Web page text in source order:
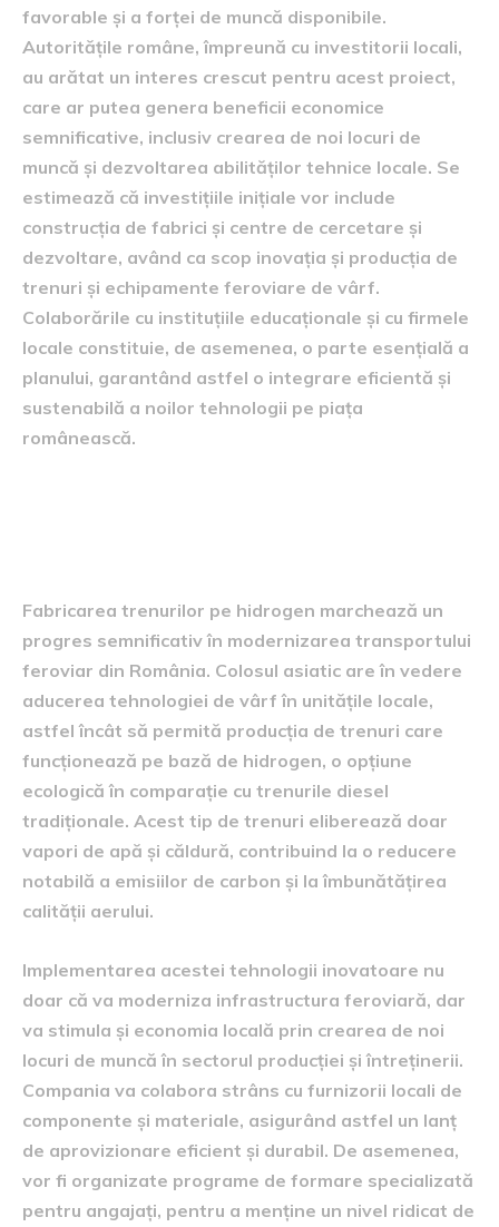
favorable și a forței de muncă disponibile.
Autoritățile române, împreună cu investitorii locali,
au arătat un interes crescut pentru acest proiect,
care ar putea genera beneficii economice
semnificative, inclusiv crearea de noi locuri de
muncă și dezvoltarea abilităților tehnice locale. Se
estimează că investițiile inițiale vor include
construcția de fabrici și centre de cercetare și
dezvoltare, având ca scop inovația și producția de
trenuri și echipamente feroviare de vârf.
Colaborările cu instituțiile educaționale și cu firmele
locale constituie, de asemenea, o parte esențială a
planului, garantând astfel o integrare eficientă și
sustenabilă a noilor tehnologii pe piața
românească.
Fabricarea trenurilor pe hidrogen marchează un
progres semnificativ în modernizarea transportului
feroviar din România. Colosul asiatic are în vedere
aducerea tehnologiei de vârf în unitățile locale,
astfel încât să permită producția de trenuri care
funcționează pe bază de hidrogen, o opțiune
ecologică în comparație cu trenurile diesel
tradiționale. Acest tip de trenuri eliberează doar
vapori de apă și căldură, contribuind la o reducere
notabilă a emisiilor de carbon și la îmbunătățirea
calității aerului.
Implementarea acestei tehnologii inovatoare nu
doar că va moderniza infrastructura feroviară, dar
va stimula și economia locală prin crearea de noi
locuri de muncă în sectorul producției și întreținerii.
Compania va colabora strâns cu furnizorii locali de
componente și materiale, asigurând astfel un lanț
de aprovizionare eficient și durabil. De asemenea,
vor fi organizate programe de formare specializată
pentru angajați, pentru a menține un nivel ridicat de